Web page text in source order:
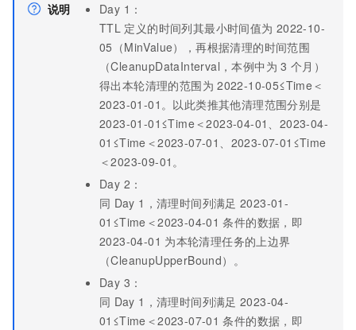
说明
Day 1：
TTL 定义的时间列其最小时间值为 2022-10-
05（MinValue），再根据清理的时间范围
（CleanupDataInterval，本例中为 3 个月）
得出本轮清理的范围为 2022-10-05≤Time＜
2023-01-01。以此类推其他清理范围分别是
2023-01-01≤Time＜2023-04-01、2023-04-
01≤Time＜2023-07-01、2023-07-01≤Time
＜2023-09-01。
Day 2：
同 Day 1，清理时间列满足 2023-01-
01≤Time＜2023-04-01 条件的数据，即
2023-04-01 为本轮清理任务的上边界
（CleanupUpperBound）。
Day 3：
同 Day 1，清理时间列满足 2023-04-
01≤Time＜2023-07-01 条件的数据，即